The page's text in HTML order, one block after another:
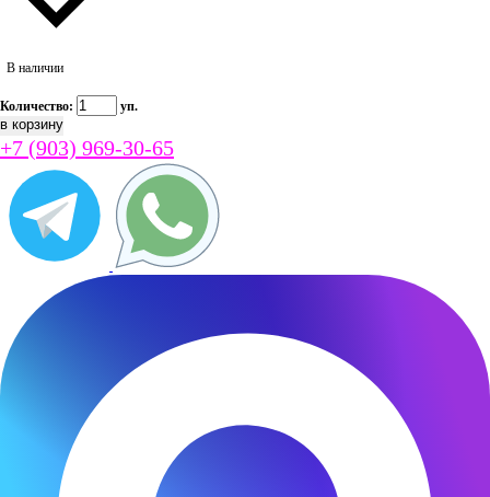
В наличии
Количество: уп.
+7 (903) 969-30-65